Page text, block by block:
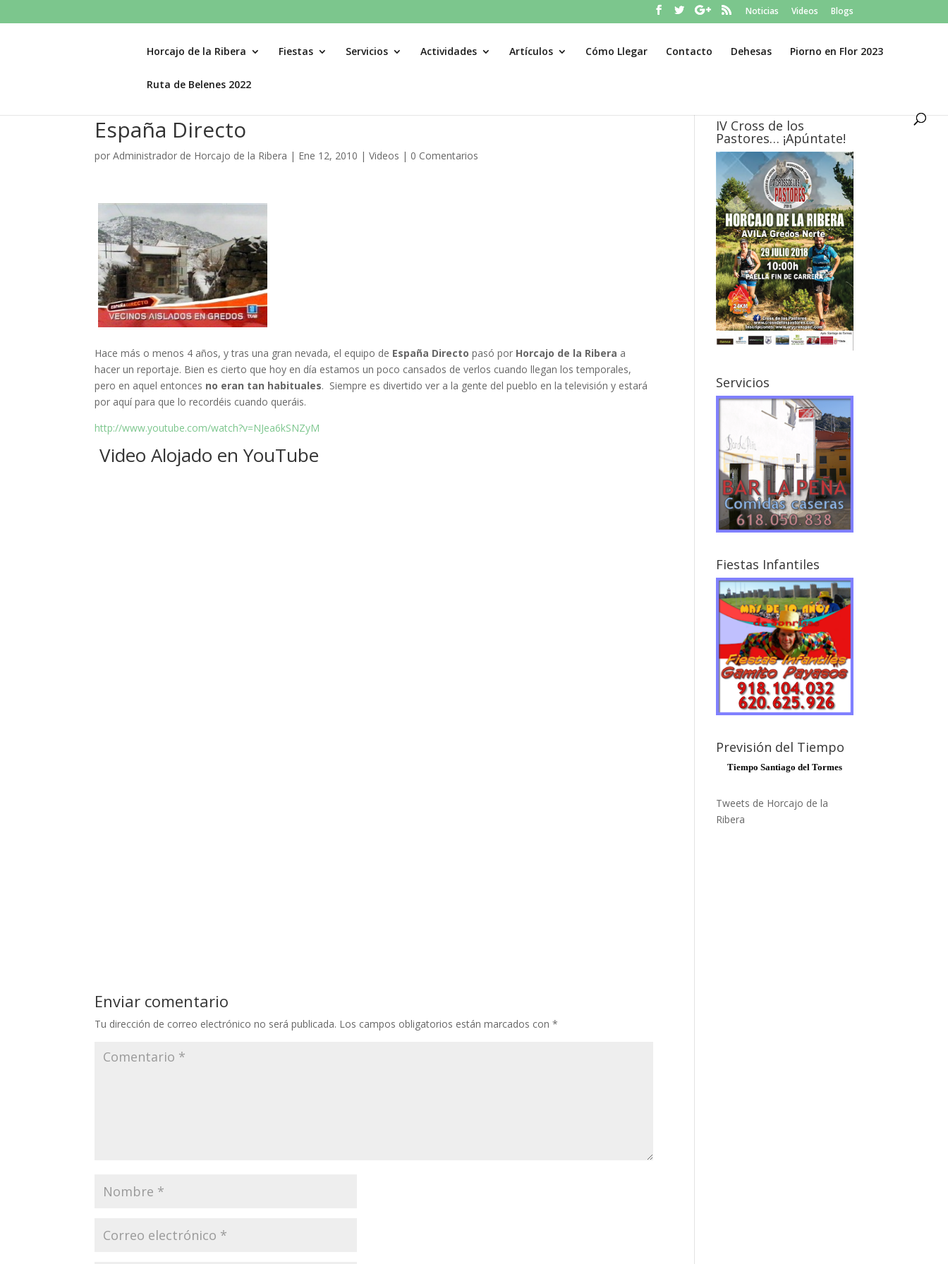
Noticias Videos Blogs
Horcajo de la Ribera Fiestas Servicios Actividades Artículos Cómo Llegar Contacto Dehesas Piorno en Flor 2023
Ruta de Belenes 2022
España Directo
porAdministrador de Horcajo de la Ribera | Ene 12, 2010 |Videos | 0 Comentarios
Hace más o menos 4 años, y tras una gran nevada, el equipo de España Directo pasó por Horcajo de la Ribera a
hacer un reportaje. Bien es cierto que hoy en día estamos un poco cansados de verlos cuando llegan los temporales,
pero en aquel entonces no eran tan habituales. Siempre es divertido ver a la gente del pueblo en la televisión y estará
por aquí para que lo recordéis cuando queráis.
http://www.youtube.com/watch?v=NJea6kSNZyM
Video Alojado en YouTube
Enviar comentario
Tu dirección de correo electrónico no será publicada. Los campos obligatorios están marcados con*
IV Cross de los
Pastores… ¡Apúntate!
Servicios
Fiestas Infantiles
Previsión del Tiempo
Tiempo Santiago del Tormes
Tweets de Horcajo de la
Ribera